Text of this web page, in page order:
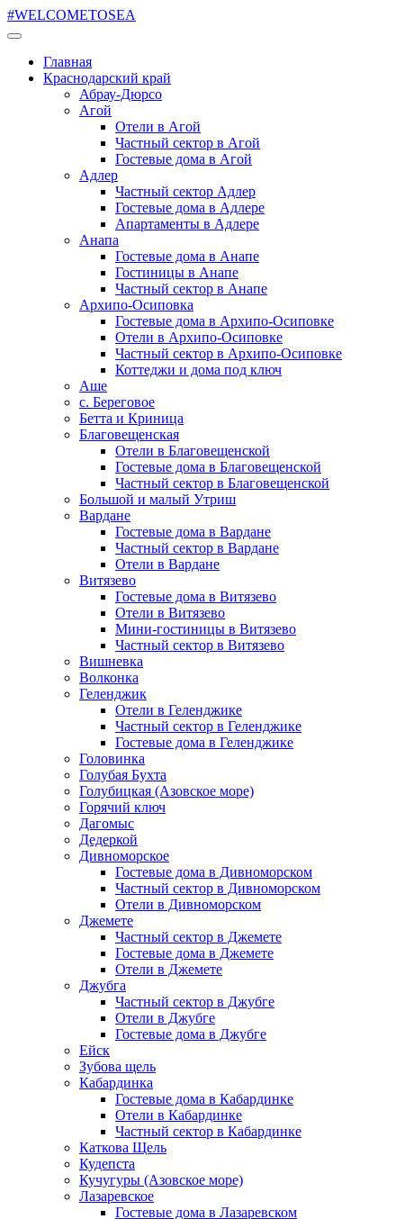
#WELCOMETOSEA
Главная
Краснодарский край
Абрау-Дюрсо
Агой
Отели в Агой
Частный сектор в Агой
Гостевые дома в Агой
Адлер
Частный сектор Адлер
Гостевые дома в Адлере
Апартаменты в Адлере
Анапа
Гостевые дома в Анапе
Гостиницы в Анапе
Частный сектор в Анапе
Архипо-Осиповка
Гостевые дома в Архипо-Осиповке
Отели в Архипо-Осиповке
Частный сектор в Архипо-Осиповке
Коттеджи и дома под ключ
Аше
с. Береговое
Бетта и Криница
Благовещенская
Отели в Благовещенской
Гостевые дома в Благовещенской
Частный сектор в Благовещенской
Большой и малый Утриш
Вардане
Гостевые дома в Вардане
Частный сектор в Вардане
Отели в Вардане
Витязево
Гостевые дома в Витязево
Отели в Витязево
Мини-гостиницы в Витязево
Частный сектор в Витязево
Вишневка
Волконка
Геленджик
Отели в Геленджике
Частный сектор в Геленджике
Гостевые дома в Геленджике
Головинка
Голубая Бухта
Голубицкая (Азовское море)
Горячий ключ
Дагомыс
Дедеркой
Дивноморское
Гостевые дома в Дивноморском
Частный сектор в Дивноморском
Отели в Дивноморском
Джемете
Частный сектор в Джемете
Гостевые дома в Джемете
Отели в Джемете
Джубга
Частный сектор в Джубге
Отели в Джубге
Гостевые дома в Джубге
Ейск
Зубова щель
Кабардинка
Гостевые дома в Кабардинке
Отели в Кабардинке
Частный сектор в Кабардинке
Каткова Щель
Кудепста
Кучугуры (Азовское море)
Лазаревское
Гостевые дома в Лазаревском